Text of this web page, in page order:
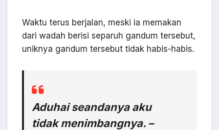
Waktu terus berjalan, meski ia memakan
dari wadah berisi separuh gandum tersebut,
uniknya gandum tersebut tidak habis-habis.
Aduhai seandanya aku
tidak menimbangnya. –